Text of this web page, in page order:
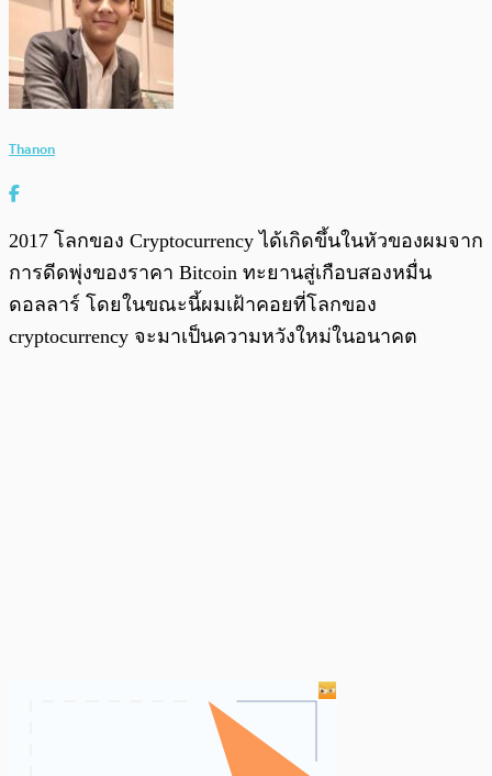
Thanon
2017 โลกของ Cryptocurrency ได้เกิดขึ้นในหัวของผมจาก
การดีดพุ่งของราคา Bitcoin ทะยานสู่เกือบสองหมื่น
ดอลลาร์ โดยในขณะนี้ผมเฝ้าคอยที่โลกของ
cryptocurrency จะมาเป็นความหวังใหม่ในอนาคต